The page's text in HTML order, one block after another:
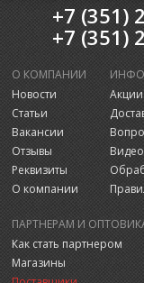
+7 (351)
+7 (351)
О КОМПАНИИ
Новости
Статьи
Вакансии
Отзывы
Реквизиты
О компании
Акции
Видео
ПАРТНЕРАМ И
Как стать партнером
Магазины